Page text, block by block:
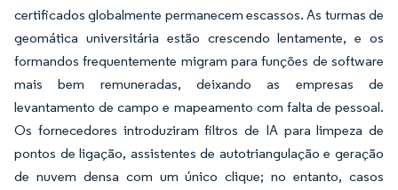
certificados globalmente permanecem escassos. As turmas de
geomática universitária estão crescendo lentamente, e os
formandos frequentemente migram para funções de software
mais bem remuneradas, deixando as empresas de
levantamento de campo e mapeamento com falta de pessoal.
Os fornecedores introduziram filtros de IA para limpeza de
pontos de ligação, assistentes de autotriangulação e geração
de nuvem densa com um único clique; no entanto, casos